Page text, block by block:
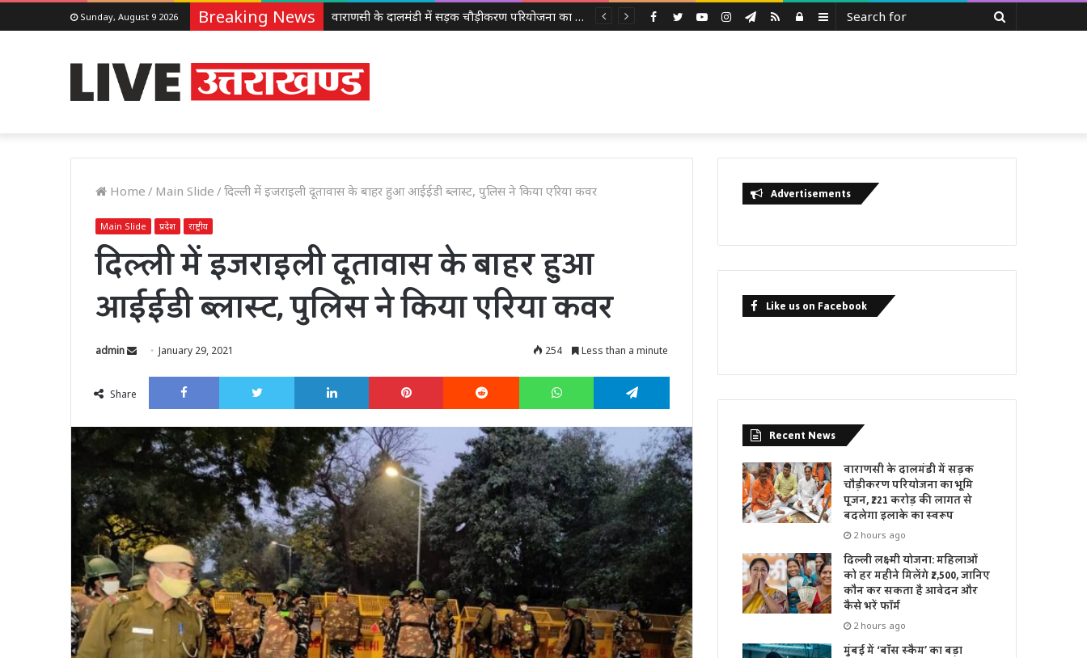
Sunday, August 9 2026 Breaking News दिल्ली लक्ष्मी योजना: महिलाओं को हर महीने मिलेंगे ₹2,500, जानिए कौन कर सकता है आवेदन और कैसे भरें फॉर्म Sidebar
Log
RSS
Telegram
Instagram
YouTube
Twitter
Facebook
Home / Main Slide /दिल्‍ली में इजराइली दूतावास के बाहर हुआ आईईडी ब्लास्ट, पुलिस ने किया एरिया कवर
Main Slide प्रदेश राष्ट्रीय
दिल्‍ली में इजराइली दूतावास के बाहर हुआ
आईईडी ब्लास्ट, पुलिस ने किया एरिया कवर
admin
SendJanuary 29, 2021 254 Less than a minute
Share
Facebook Twitter LinkedIn Pinterest Reddit WhatsApp Telegram
Advertisements
Like us on Facebook
Recent News
वाराणसी के दालमंडी में सड़क
चौड़ीकरण परियोजना का भूमि
पूजन, ₹221 करोड़ की लागत से
बदलेगा इलाके का स्वरूप
2 hours ago
दिल्ली लक्ष्मी योजना: महिलाओं
को हर महीने मिलेंगे ₹2,500, जानिए
कौन कर सकता है आवेदन और
कैसे भरें फॉर्म
2 hours ago
मुंबई में ‘बॉस स्कैम’ का बड़ा